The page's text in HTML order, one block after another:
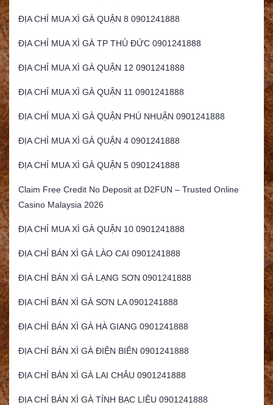
ĐỊA CHỈ MUA XÌ GÀ QUẬN 8 0901241888
ĐỊA CHỈ MUA XÌ GÀ TP THỦ ĐỨC 0901241888
ĐỊA CHỈ MUA XÌ GÀ QUẬN 12 0901241888
ĐỊA CHỈ MUA XÌ GÀ QUẬN 11 0901241888
ĐỊA CHỈ MUA XÌ GÀ QUẬN PHÚ NHUẬN 0901241888
ĐỊA CHỈ MUA XÌ GÀ QUẬN 4 0901241888
ĐỊA CHỈ MUA XÌ GÀ QUẬN 5 0901241888
Claim Free Credit No Deposit at D2FUN – Trusted Online
Casino Malaysia 2026
ĐỊA CHỈ MUA XÌ GÀ QUẬN 10 0901241888
ĐỊA CHỈ BÁN XÌ GÀ LÀO CAI 0901241888
ĐỊA CHỈ BÁN XÌ GÀ LẠNG SƠN 0901241888
ĐỊA CHỈ BÁN XÌ GÀ SƠN LA 0901241888
ĐỊA CHỈ BÁN XÌ GÀ HÀ GIANG 0901241888
ĐỊA CHỈ BÁN XÌ GÀ ĐIỆN BIÊN 0901241888
ĐỊA CHỈ BÁN XÌ GÀ LAI CHÂU 0901241888
ĐỊA CHỈ BÁN XÌ GÀ TỈNH BẠC LIÊU 0901241888